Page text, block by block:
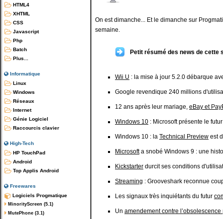
HTML4
XHTML
CSS
Javascript
Php
Batch
Plus...
Informatique
Linux
Windows
Réseaux
Internet
Génie Logiciel
Raccourcis clavier
High-Tech
HP TouchPad
Android
Top Applis Android
Freewares
Logiciels Progmatique
MinorityScreen (5.1)
MutePhone (3.1)
On est dimanche... Et le dimanche sur
semaine.
Petit résumé des news de cette
Wii U : la mise à jour 5.2.0 débarque
Google revendique 240 millions
12 ans après leur mariage, eBay et
Windows 10 : Microsoft présente le
Windows 10 : la Technical Preview est
Microsofta snobé Windows 9 : une
Kickstarter durcit ses conditions
Streaming : Grooveshark reconnue
Les signaux très inquiétants du futur
Un amendement contre